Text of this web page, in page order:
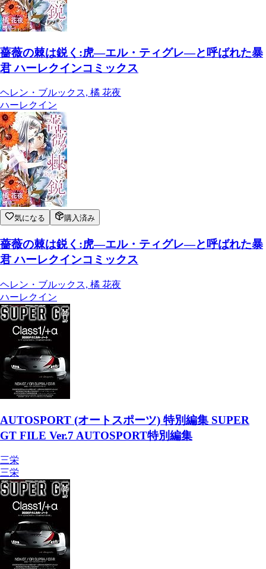
薔薇の棘は鋭く:虎―エル・ティグレ―と呼ばれた暴
君 ハーレクインコミックス
ヘレン・ブルックス, 橘 花夜
ハーレクイン
気になる 購入済み
薔薇の棘は鋭く:虎―エル・ティグレ―と呼ばれた暴
君 ハーレクインコミックス
ヘレン・ブルックス, 橘 花夜
ハーレクイン
AUTOSPORT (オートスポーツ) 特別編集 SUPER
GT FILE Ver.7 AUTOSPORT特別編集
三栄
三栄